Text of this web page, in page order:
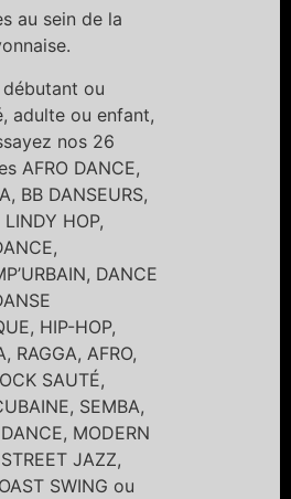
au sein de la
débutant ou
adulte ou enfant,
nos 26
AFRO DANCE,
BB DANSEURS,
LINDY HOP,
DANCE
HIP-HOP,
RAGGA, AFRO,
SAUTÉ,
SEMBA,
MODERN
JAZZ,
SWING ou